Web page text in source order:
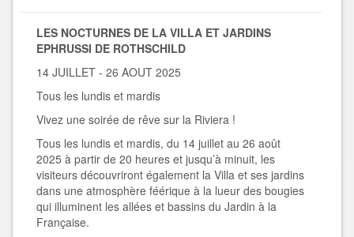
LES NOCTURNES DE LA VILLA ET JARDINS
EPHRUSSI DE ROTHSCHILD
14 JUILLET - 26 AOUT 2025
Tous les lundis et mardis
Vivez une soirée de rêve sur la Riviera !
Tous les lundis et mardis, du 14 juillet au 26 août
2025 à partir de 20 heures et jusqu’à minuit, les
visiteurs découvriront également la Villa et ses jardins
dans une atmosphère féérique à la lueur des bougies
qui illuminent les allées et bassins du Jardin à la
Française.